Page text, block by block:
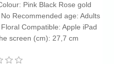
Pink Black Rose gold
Recommended age: Adults
Compatible: Apple iPad
screen (cm): 27,7 cm